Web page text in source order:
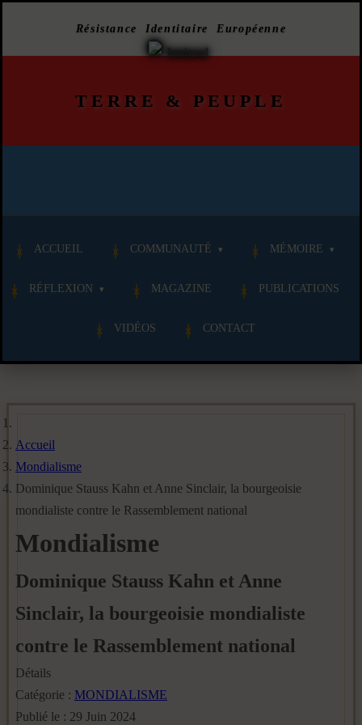
Résistance Identitaire Européenne
TERRE & PEUPLE
ACCUEIL COMMUNAUTÉ MÉMOIRE
RÉFLEXION MAGAZINE PUBLICATIONS
VIDÉOS CONTACT
Accueil
Mondialisme
Dominique Stauss Kahn et Anne Sinclair, la bourgeoisie
mondialiste contre le Rassemblement national
Mondialisme
Dominique Stauss Kahn et Anne
Sinclair, la bourgeoisie mondialiste
contre le Rassemblement national
Détails
Catégorie : MONDIALISME
Publié le : 29 Juin 2024